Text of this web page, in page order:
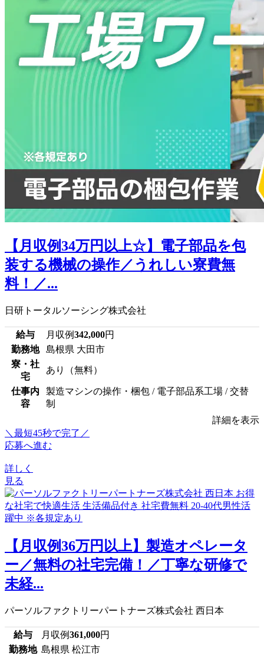
【月収例34万円以上☆】電子部品を包
装する機械の操作／うれしい寮費無
料！／...
日研トータルソーシング株式会社
給与 月収例342,000円
勤務地
島根県 大田市
寮・社
宅
あり（無料）
仕事内
容
製造マシンの操作・梱包 / 電子部品系工場 / 交替
制
詳細を表示
＼最短45秒で完了／
応募へ進む
詳しく
見る
【月収例36万円以上】製造オペレータ
ー／無料の社宅完備！／丁寧な研修で
未経...
パーソルファクトリーパートナーズ株式会社 西日本
給与 月収例361,000円
勤務地 島根県 松江市